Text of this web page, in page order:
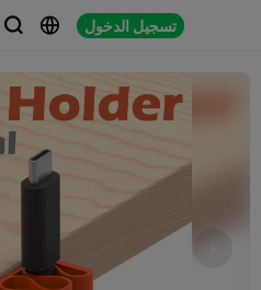
  تسجيل الدخول
